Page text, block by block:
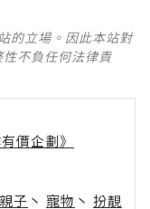
的立場。因此本站對
不負任何法律責
價企劃》
親子 丶 寵物 丶 扮靚